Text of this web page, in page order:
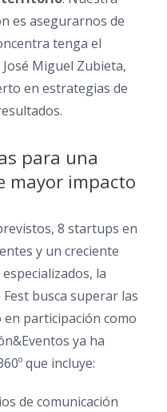
es asegurarnos de
tenga el
Miguel Zubieta,
en estrategias de
para una
mayor impacto
8 startups en
y un creciente
la
busca superar las
participación como
ya ha
que incluye:
de comunicación